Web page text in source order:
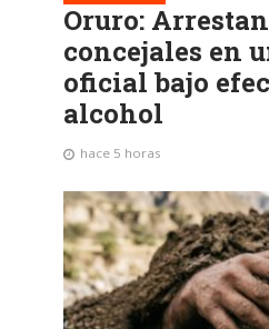
Oruro:
concejales en
oficial bajo
alcohol
hace 5 horas